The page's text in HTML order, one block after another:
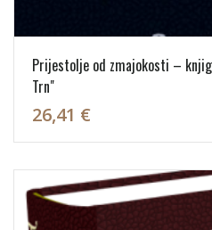
Prijestolje od zmajokosti –
Trn"
26,41 €